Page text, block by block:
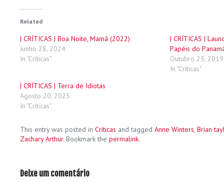
Related
| CRÍTICAS | Boa Noite, Mamã (2022)
Junho 28, 2024
In "Críticas"
| CRÍTICAS |
Papéis do
Outubro 25, 2019
In "Críticas"
| CRÍTICAS | Terra de Idiotas
Agosto 20, 2025
In "Críticas"
This entry was posted in Críticas and tagged Anne Winters, Brian
Zachary Arthur. Bookmark the permalink.
Deixe um comentário